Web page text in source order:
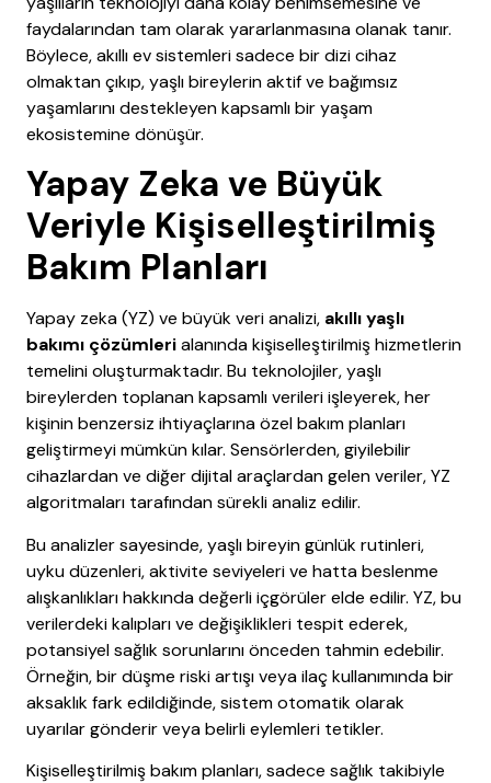
faydalarından tam olarak yararlanmasına olanak tanır.
Böylece, akıllı ev sistemleri sadece bir dizi cihaz
olmaktan çıkıp, yaşlı bireylerin aktif ve bağımsız
yaşamlarını destekleyen kapsamlı bir yaşam
ekosistemine dönüşür.
Yapay Zeka ve Büyük
Veriyle Kişiselleştirilmiş
Bakım Planları
Yapay zeka (YZ) ve büyük veri analizi, akıllı yaşlı
bakımı çözümlerialanında kişiselleştirilmiş hizmetlerin
temelini oluşturmaktadır. Bu teknolojiler, yaşlı
bireylerden toplanan kapsamlı verileri işleyerek, her
kişinin benzersiz ihtiyaçlarına özel bakım planları
geliştirmeyi mümkün kılar. Sensörlerden, giyilebilir
cihazlardan ve diğer dijital araçlardan gelen veriler, YZ
algoritmaları tarafından sürekli analiz edilir.
Bu analizler sayesinde, yaşlı bireyin günlük rutinleri,
uyku düzenleri, aktivite seviyeleri ve hatta beslenme
alışkanlıkları hakkında değerli içgörüler elde edilir. YZ, bu
verilerdeki kalıpları ve değişiklikleri tespit ederek,
potansiyel sağlık sorunlarını önceden tahmin edebilir.
Örneğin, bir düşme riski artışı veya ilaç kullanımında bir
aksaklık fark edildiğinde, sistem otomatik olarak
uyarılar gönderir veya belirli eylemleri tetikler.
Kişiselleştirilmiş bakım planları, sadece sağlık takibiyle